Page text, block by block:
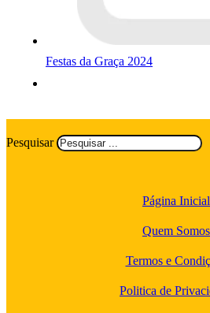
Festas da Graça 2024
Pesquisar
Página Inicial
Quem Somos
Termos e
Politica de